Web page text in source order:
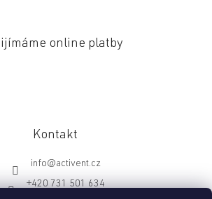
online platby
Kontakt
info@activent.cz
+420 731 501 634